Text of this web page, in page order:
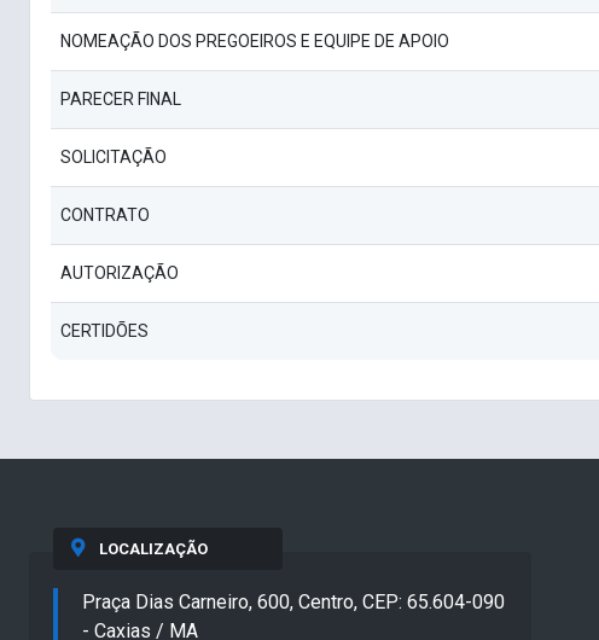
NOMEAÇÃO DOS PREGOEIROS E EQUIPE DE APOIO
PARECER FINAL
SOLICITAÇÃO
CONTRATO
AUTORIZAÇÃO
CERTIDÕES
LOCALIZAÇÃO
Praça Dias Carneiro, 600, Centro, CEP: 65.604-090
- Caxias / MA